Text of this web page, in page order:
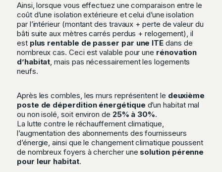
Ainsi, lorsque vous effectuez une comparaison entre le
coût d’une isolation extérieure et celui d’une isolation
par l’intérieur (montant des travaux + perte de valeur du
bâti suite aux mètres carrés perdus + relogement), il
est plus rentable de passer par une ITE dans de
nombreux cas. Ceci est valable pour une rénovation
d’habitat, mais pas nécessairement les logements
neufs.
Après les combles, les murs représentent le deuxième
poste de déperdition énergétique d’un habitat mal
ou non isolé, soit environ de 25% à 30%.
La lutte contre le réchauffement climatique,
l’augmentation des abonnements des fournisseurs
d’énergie, ainsi que le changement climatique poussent
de nombreux foyers à chercher une solution pérenne
pour leur habitat.